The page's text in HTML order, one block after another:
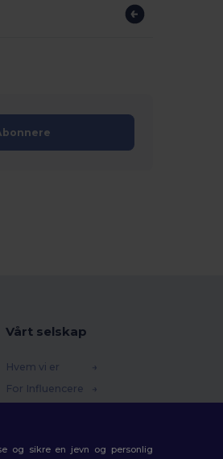
Vårt selskap
Hvem vi er
For Influencere
og sikre en jevn og personlig